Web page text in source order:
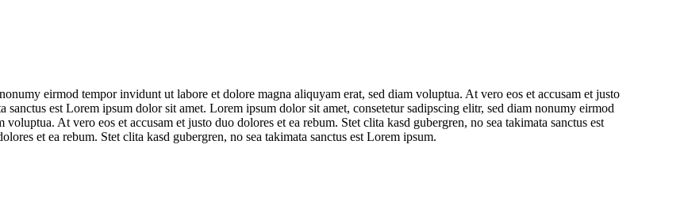
eirmod tempor invidunt ut labore et dolore magna aliquyam erat, sed diam voluptua. At vero eos et accusam et justo
sanctus est Lorem ipsum dolor sit amet. Lorem ipsum dolor sit amet, consetetur sadipscing elitr, sed diam nonumy eirmod
At vero eos et accusam et justo duo dolores et ea rebum. Stet clita kasd gubergren, no sea takimata sanctus est
et ea rebum. Stet clita kasd gubergren, no sea takimata sanctus est Lorem ipsum.